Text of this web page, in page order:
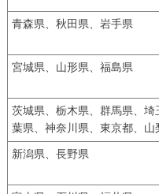
青森県、秋田県、岩手県
宮城県、山形県、福島県
茨城県、栃木県、群馬県、埼
葉県、神奈川県、東京都、山
新潟県、長野県